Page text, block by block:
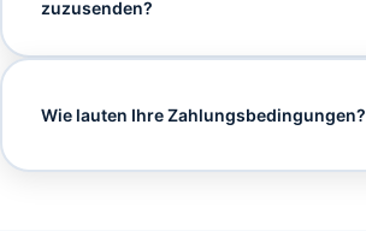
zuzusenden?
Wie lauten Ihre Zahlungsbedingungen?